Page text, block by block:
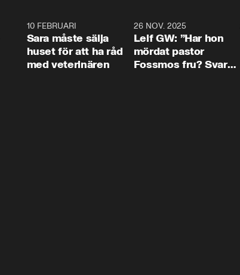
10 FEBRUARI
Sara måste sälja
huset för att ha råd
med veterinären
26 NOV. 2025
Leif GW: ”Har hon
mördat pastor
Fossmos fru? Svar